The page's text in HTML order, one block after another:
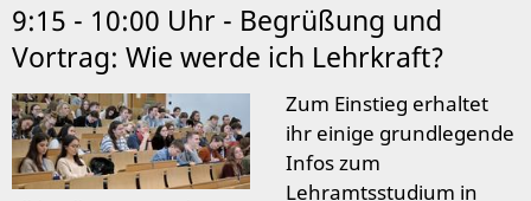
9:15 - 10:00 Uhr - Begrüßung und
Vortrag: Wie werde ich Lehrkraft?
Zum Einstieg erhaltet
ihr einige grundlegende
Infos zum
Lehramtsstudium in